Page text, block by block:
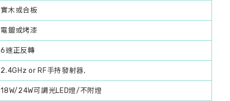
實木或合板
電鍍或烤漆
6速正反轉
2.4GHz or RF手持發射器,
18W/24W可調光LED燈/不附燈